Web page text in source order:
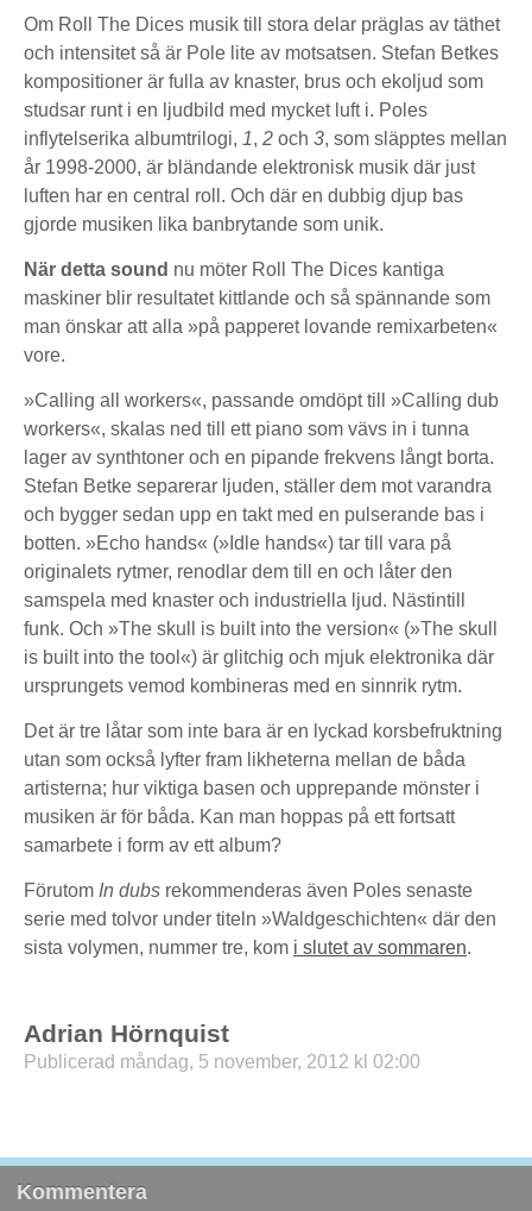
Om Roll The Dices musik till stora delar präglas av täthet
och intensitet så är Pole lite av motsatsen. Stefan Betkes
kompositioner är fulla av knaster, brus och ekoljud som
studsar runt i en ljudbild med mycket luft i. Poles
inflytelserika albumtrilogi, 1, 2 och 3, som släpptes mellan
år 1998-2000, är bländande elektronisk musik där just
luften har en central roll. Och där en dubbig djup bas
gjorde musiken lika banbrytande som unik.
När detta sound nu möter Roll The Dices kantiga
maskiner blir resultatet kittlande och så spännande som
man önskar att alla »på papperet lovande remixarbeten«
vore.
»Calling all workers«, passande omdöpt till »Calling dub
workers«, skalas ned till ett piano som vävs in i tunna
lager av synthtoner och en pipande frekvens långt borta.
Stefan Betke separerar ljuden, ställer dem mot varandra
och bygger sedan upp en takt med en pulserande bas i
botten. »Echo hands« (»Idle hands«) tar till vara på
originalets rytmer, renodlar dem till en och låter den
samspela med knaster och industriella ljud. Nästintill
funk. Och »The skull is built into the version« (»The skull
is built into the tool«) är glitchig och mjuk elektronika där
ursprungets vemod kombineras med en sinnrik rytm.
Det är tre låtar som inte bara är en lyckad korsbefruktning
utan som också lyfter fram likheterna mellan de båda
artisterna; hur viktiga basen och upprepande mönster i
musiken är för båda. Kan man hoppas på ett fortsatt
samarbete i form av ett album?
Förutom In dubs rekommenderas även Poles senaste
serie med tolvor under titeln »Waldgeschichten« där den
sista volymen, nummer tre, kom i slutet av sommaren.
Adrian Hörnquist
Publicerad måndag, 5 november, 2012 kl 02:00
Kommentera